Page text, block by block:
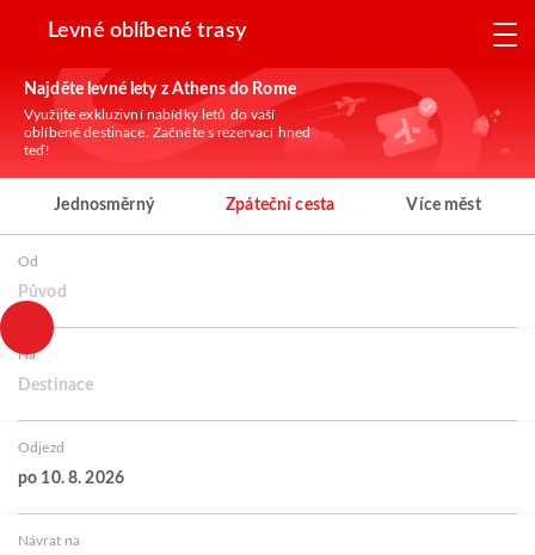
Levné oblíbené trasy
Najděte levné lety z Athens do Rome
Využijte exkluzivní nabídky letů do vaší
oblíbené destinace. Začněte s rezervací hned
teď!
Jednosměrný Zpáteční cesta Více měst
Od
Původ
Na
Destinace
Odjezd
po 10. 8. 2026
Návrat na